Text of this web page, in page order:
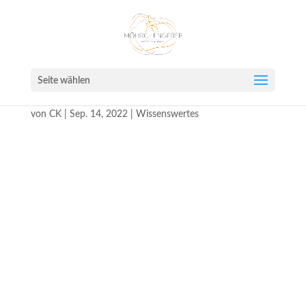
Seite wählen
von CK| Sep. 14, 2022| Wissenswertes